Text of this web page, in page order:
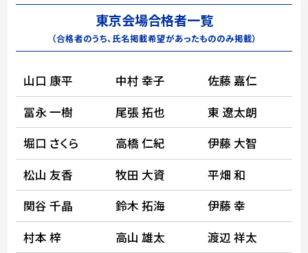
東京会場合格者一覧
（合格者のうち、氏名掲載希望があったもののみ掲載）
山口 康平 中村 幸子
佐藤 嘉仁
冨永 一樹
尾張 拓也
東 遼太朗
堀口 さくら
高橋 仁紀
伊藤 大智
松山 友香
牧田 大資
平畑 和
関谷 千晶
鈴木 拓海
伊藤 幸
村本 梓
高山 雄太
渡辺 祥太